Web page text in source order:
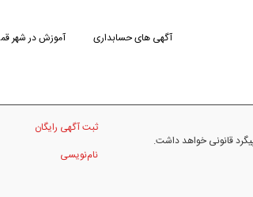
آگهی های حسابداری آموزش در شهر قم
قانونی خواهد داشت.
ثبت آگهی رایگان
نام‌نویسی